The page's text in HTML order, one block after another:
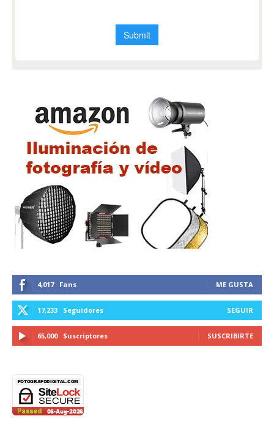
4,017 Fans ME GUSTA
17,233 Seguidores SEGUIR
65,000 Suscriptores SUSCRIBIRTE